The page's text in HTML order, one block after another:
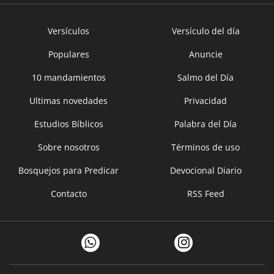
Versículos
Versículo del día
Populares
Anuncie
10 mandamientos
Salmo del Día
Ultimas novedades
Privacidad
Estudios Bíblicos
Palabra del Día
Sobre nosotros
Términos de uso
Bosquejos para Predicar
Devocional Diario
Contacto
RSS Feed